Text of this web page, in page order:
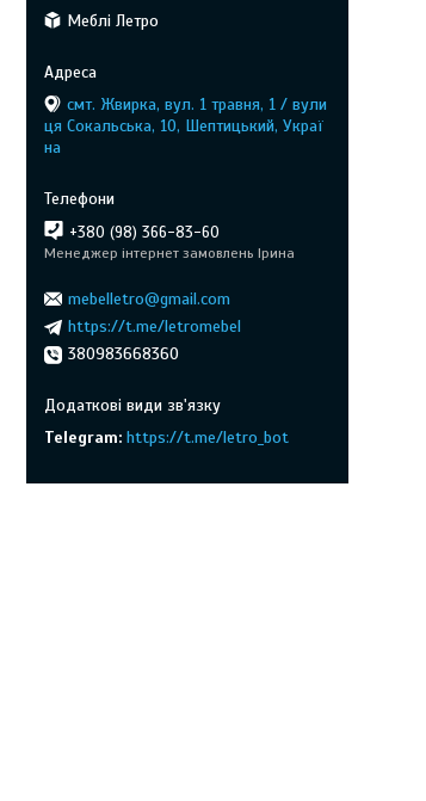
Меблі Летро
смт. Жвирка, вул. 1 травня, 1 / вули
ця Сокальська, 10, Шептицький, Украї
на
+380 (98) 366-83-60
Менеджер інтернет замовлень Ірина
mebelletro@gmail.com
https://t.me/letromebel
380983668360
Telegram https://t.me/letro_bot